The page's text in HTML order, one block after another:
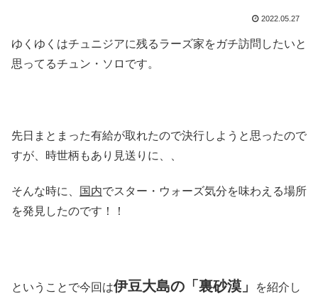
2022.05.27
ゆくゆくはチュニジアに残るラーズ家をガチ訪問したいと
思ってるチュン・ソロです。
先日まとまった有給が取れたので決行しようと思ったので
すが、時世柄もあり見送りに、、
そんな時に、 国内でスター・ウォーズ気分を味わえる場所
を発見したのです！！
ということで今回は伊豆大島の「裏砂漠」
を紹介し